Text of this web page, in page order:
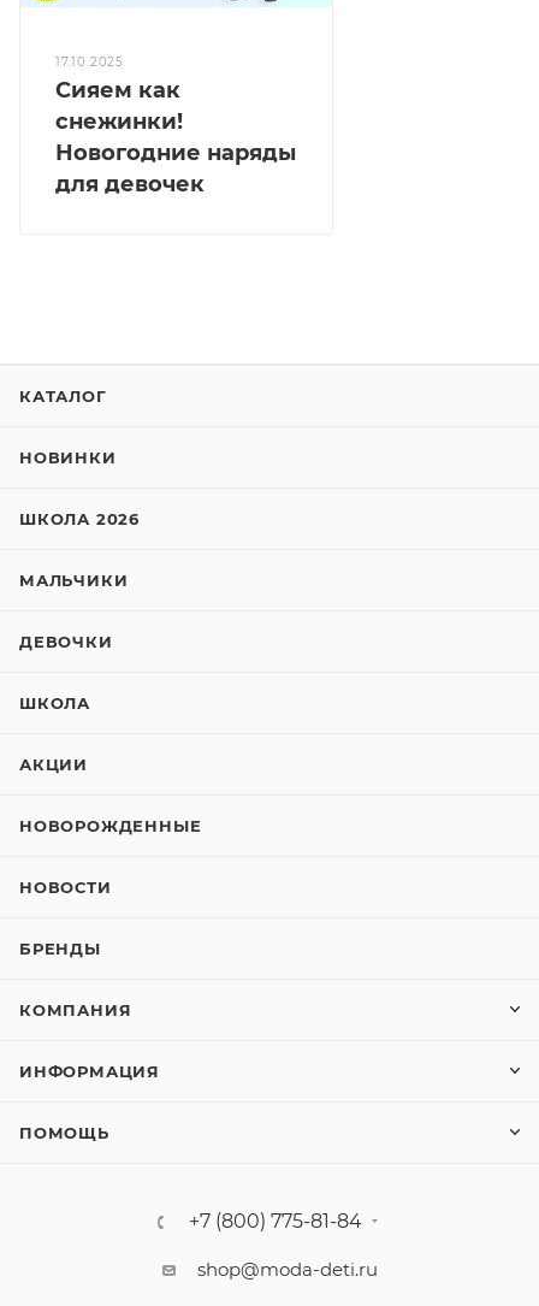
17.10.2025
Сияем как
снежинки!
Новогодние наряды
для девочек
КАТАЛОГ
НОВИНКИ
ШКОЛА 2026
МАЛЬЧИКИ
ДЕВОЧКИ
ШКОЛА
АКЦИИ
НОВОРОЖДЕННЫЕ
НОВОСТИ
БРЕНДЫ
КОМПАНИЯ
ИНФОРМАЦИЯ
ПОМОЩЬ
+7 (800) 775-81-84
shop@moda-deti.ru